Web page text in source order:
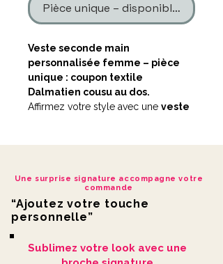
Pièce unique – disponible en un
Veste seconde main
personnalisée femme – pièce
unique : coupon textile
Dalmatien cousu au dos.
Affirmez votre style avec une veste
une créationLDKORSHOPréalisée à
partir d’une base seconde main
transformée à l’atelier.
Une surprise signature accompagne votre
commande
“Ajoutez votre touche
personnelle”
Sublimez votre look avec une